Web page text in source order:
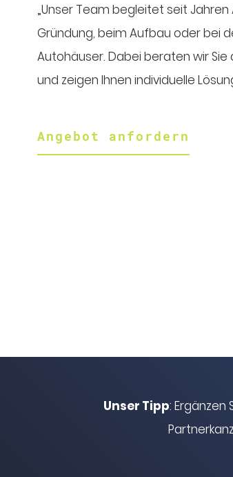
„Unser Team begleitet seit
Gründung, beim Aufbau oder bei
Autohäuser. Dabei beraten wir
und zeigen Ihnen individuelle
Angebot anfordern
Unser Tipp: